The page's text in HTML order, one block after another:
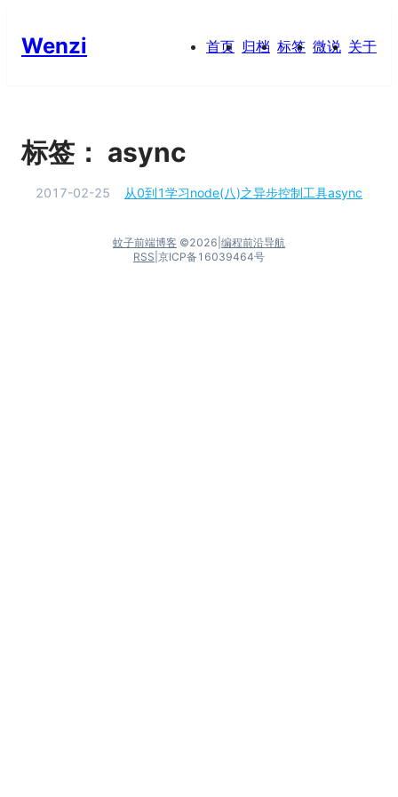
Wenzi 首页 归档 标签 微说 关于
标签： async
2017-02-25 从0到1学习node(八)之异步控制工具async
蚊子前端博客 ©2026 编程前沿导航
RSS 京ICP备16039464号